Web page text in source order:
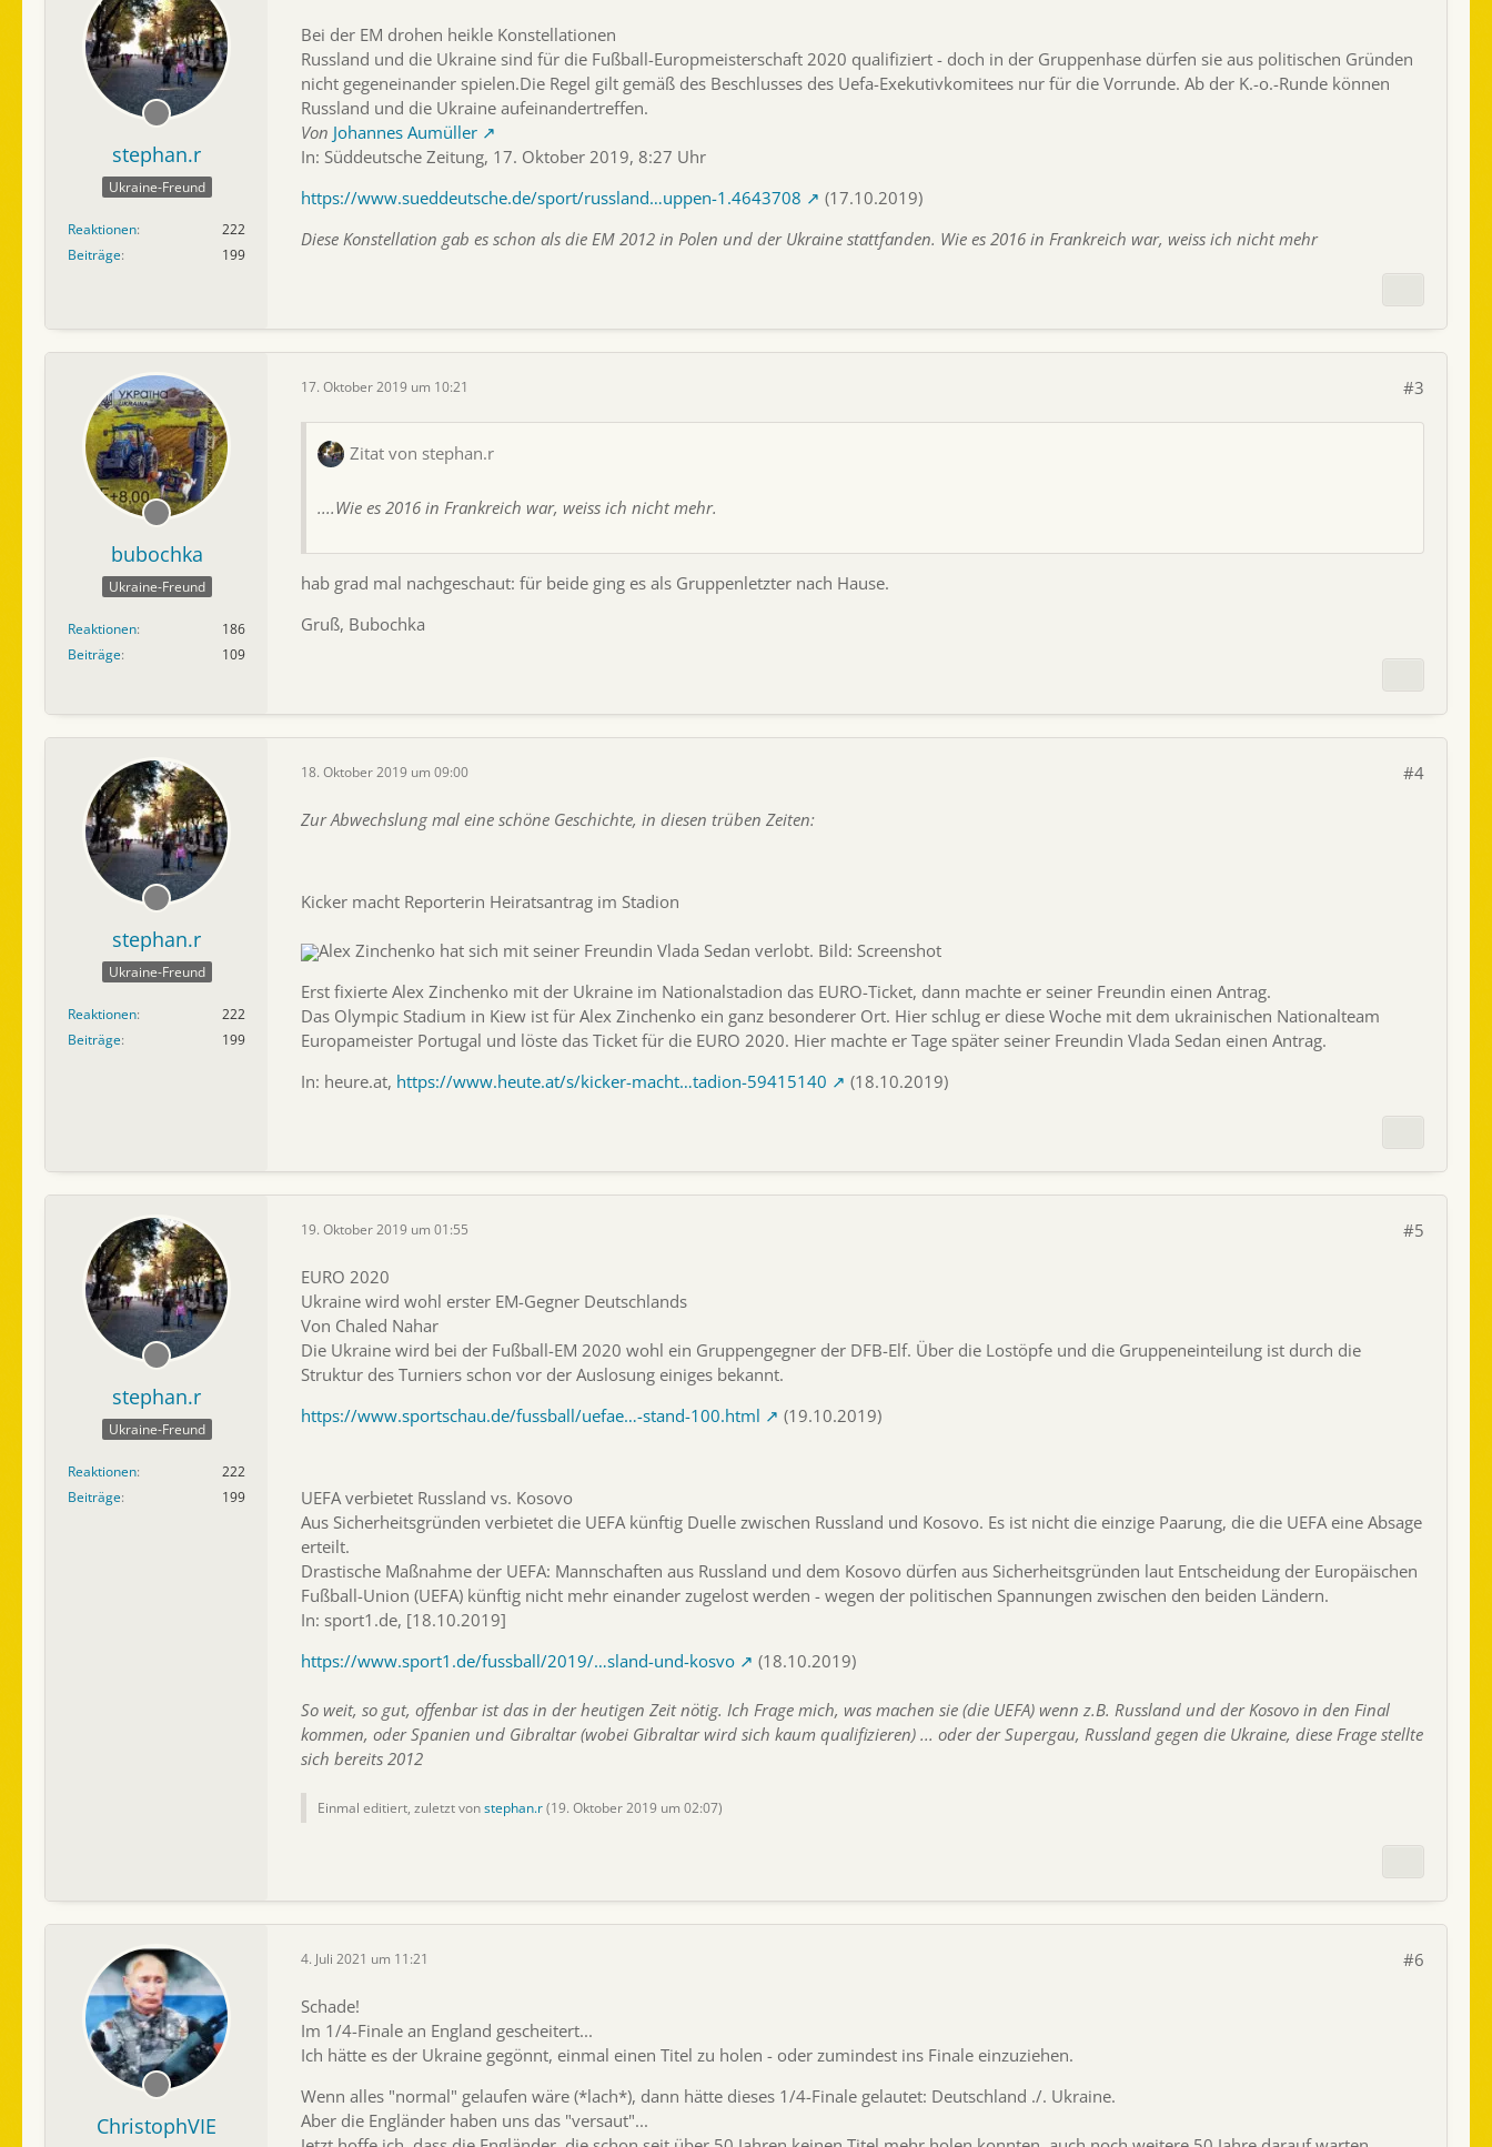
stephan.r
Ukraine-Freund
Reaktionen
222
Beiträge
199
Bei der EM drohen heikle Konstellationen
Russland und die Ukraine sind für die Fußball-Europmeisterschaft 2020 qualifiziert - doch in der Gruppenhase dürfen sie aus politischen Gründen
nicht gegeneinander spielen.Die Regel gilt gemäß des Beschlusses des Uefa-Exekutivkomitees nur für die Vorrunde. Ab der K.-o.-Runde können
Russland und die Ukraine aufeinandertreffen.
Von Johannes Aumüller
In: Süddeutsche Zeitung, 17. Oktober 2019, 8:27 Uhr
https://www.sueddeutsche.de/sport/russland…uppen-1.4643708
(17.10.2019)
Diese Konstellation gab es schon als die EM 2012 in Polen und der Ukraine stattfanden. Wie es 2016 in Frankreich war, weiss ich nicht mehr
bubochka
Ukraine-Freund
Reaktionen
186
Beiträge
109
17. Oktober 2019 um 10:21 #3
Zitat von stephan.r
....Wie es 2016 in Frankreich war, weiss ich nicht mehr.
hab grad mal nachgeschaut: für beide ging es als Gruppenletzter nach Hause.
Gruß, Bubochka
stephan.r
Ukraine-Freund
Reaktionen
222
Beiträge
199
18. Oktober 2019 um 09:00 #4
Zur Abwechslung mal eine schöne Geschichte, in diesen trüben Zeiten:
Kicker macht Reporterin Heiratsantrag im Stadion
Alex Zinchenko hat sich mit seiner Freundin Vlada Sedan verlobt. Bild: Screenshot
Erst fixierte Alex Zinchenko mit der Ukraine im Nationalstadion das EURO-Ticket, dann machte er seiner Freundin einen Antrag.
Das Olympic Stadium in Kiew ist für Alex Zinchenko ein ganz besonderer Ort. Hier schlug er diese Woche mit dem ukrainischen Nationalteam
Europameister Portugal und löste das Ticket für die EURO 2020. Hier machte er Tage später seiner Freundin Vlada Sedan einen Antrag.
In: heure.at, https://www.heute.at/s/kicker-macht…tadion-59415140 (18.10.2019)
stephan.r
Ukraine-Freund
Reaktionen
222
Beiträge
199
19. Oktober 2019 um 01:55 #5
EURO 2020
Ukraine wird wohl erster EM-Gegner Deutschlands
Von Chaled Nahar
Die Ukraine wird bei der Fußball-EM 2020 wohl ein Gruppengegner der DFB-Elf. Über die Lostöpfe und die Gruppeneinteilung ist durch die
Struktur des Turniers schon vor der Auslosung einiges bekannt.
https://www.sportschau.de/fussball/uefae…-stand-100.html
(19.10.2019)
UEFA verbietet Russland vs. Kosovo
Aus Sicherheitsgründen verbietet die UEFA künftig Duelle zwischen Russland und Kosovo. Es ist nicht die einzige Paarung, die die UEFA eine Absage
erteilt.
Drastische Maßnahme der UEFA: Mannschaften aus Russland und dem Kosovo dürfen aus Sicherheitsgründen laut Entscheidung der Europäischen
Fußball-Union (UEFA) künftig nicht mehr einander zugelost werden - wegen der politischen Spannungen zwischen den beiden Ländern.
In: sport1.de, [18.10.2019]
https://www.sport1.de/fussball/2019/…sland-und-kosvo
(18.10.2019)
So weit, so gut, offenbar ist das in der heutigen Zeit nötig. Ich Frage mich, was machen sie (die UEFA) wenn z.B. Russland und der Kosovo in den Final
kommen, oder Spanien und Gibraltar (wobei Gibraltar wird sich kaum qualifizieren) ... oder der Supergau, Russland gegen die Ukraine, diese Frage stellte
sich bereits 2012
Einmal editiert, zuletzt vonstephan.r(19. Oktober 2019 um 02:07)
ChristophVIE
4. Juli 2021 um 11:21 #6
Schade!
Im 1/4-Finale an England gescheitert...
Ich hätte es der Ukraine gegönnt, einmal einen Titel zu holen - oder zumindest ins Finale einzuziehen.
Wenn alles "normal" gelaufen wäre (*lach*), dann hätte dieses 1/4-Finale gelautet: Deutschland ./. Ukraine.
Aber die Engländer haben uns das "versaut"...